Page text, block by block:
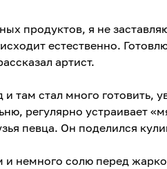
продуктов, я не
естественно.
артист.
и там стал много готовить,
регулярно устраивает
певца. Он поделился
немного солю перед